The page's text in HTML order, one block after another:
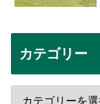
カテゴリー